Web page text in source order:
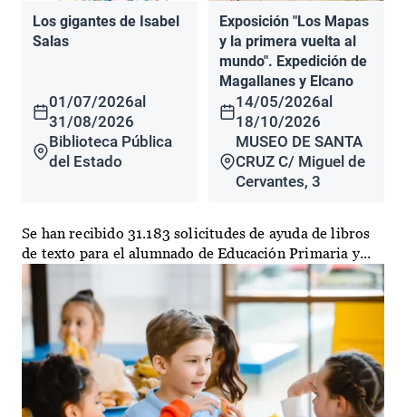
Los gigantes de Isabel
Salas
01/07/2026al
31/08/2026
Biblioteca Pública
del Estado
Exposición "Los Mapas
y la primera vuelta al
mundo". Expedición de
Magallanes y Elcano
14/05/2026al
18/10/2026
MUSEO DE SANTA
CRUZ C/ Miguel de
Cervantes, 3
Se han recibido 31.183 solicitudes de ayuda de libros
de texto para el alumnado de Educación Primaria y...